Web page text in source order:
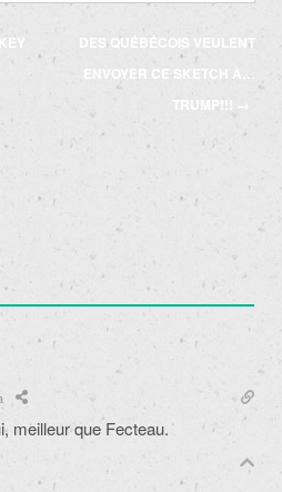
DES QUÉBÉCOIS VEULENT
ENVOYER CE SKETCH À…
TRUMP!!!
→
meilleur que Fecteau.